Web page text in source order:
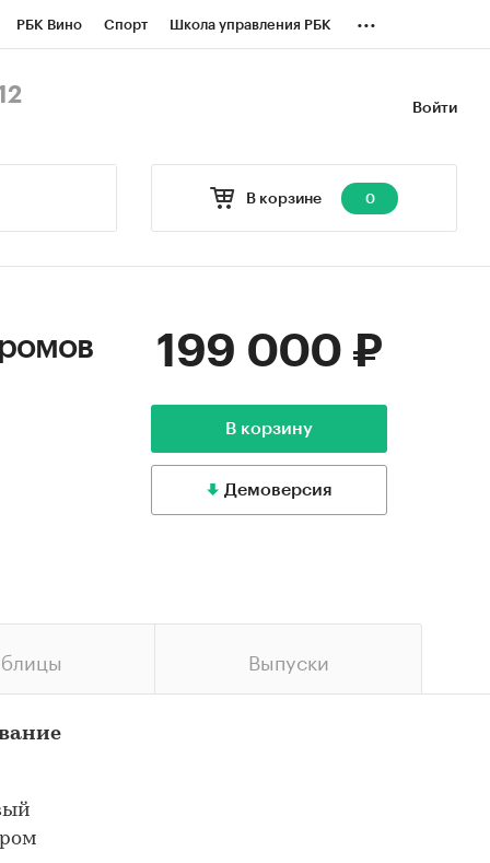
РБК Вино Спорт Школа управления РБК ...
Войти
В корзине 0
199 000 ₽
В корзину
Демоверсия
Выпуски